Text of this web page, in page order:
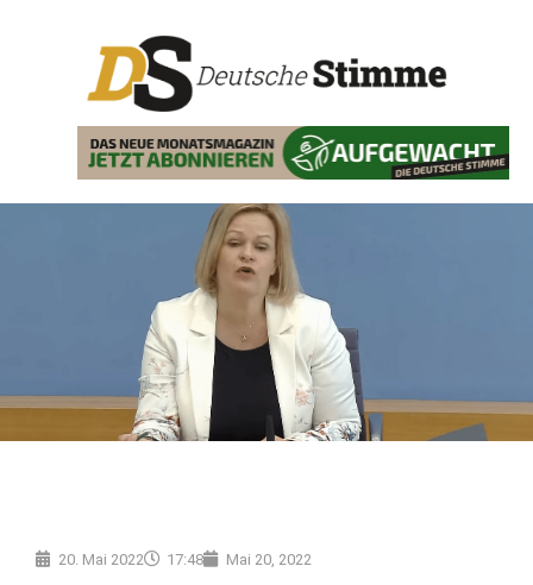
20. Mai 2022 17:48 Mai 20, 2022